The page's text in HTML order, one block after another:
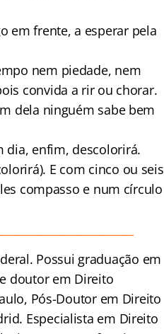
em frente, a esperar pela
nem piedade, nem
convida a rir ou chorar.
dela ninguém sabe bem
dia, enfim, descolorirá.
E com cinco ou seis
compasso e num círculo
Possui graduação em
doutor em Direito
Pós-Doutor em Direito
Especialista em Direito